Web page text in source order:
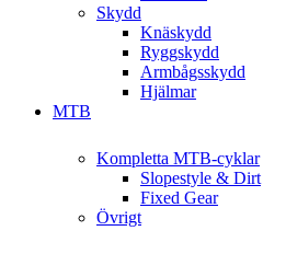
Skydd
Knäskydd
Ryggskydd
Armbågsskydd
Hjälmar
MTB
Kompletta MTB-cyklar
Slopestyle & Dirt
Fixed Gear
Övrigt